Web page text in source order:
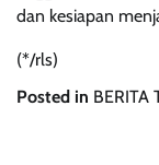
dan kesiapan
(*/rls)
Posted in BERITA